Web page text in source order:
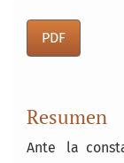
PDF
Resumen
Ante la